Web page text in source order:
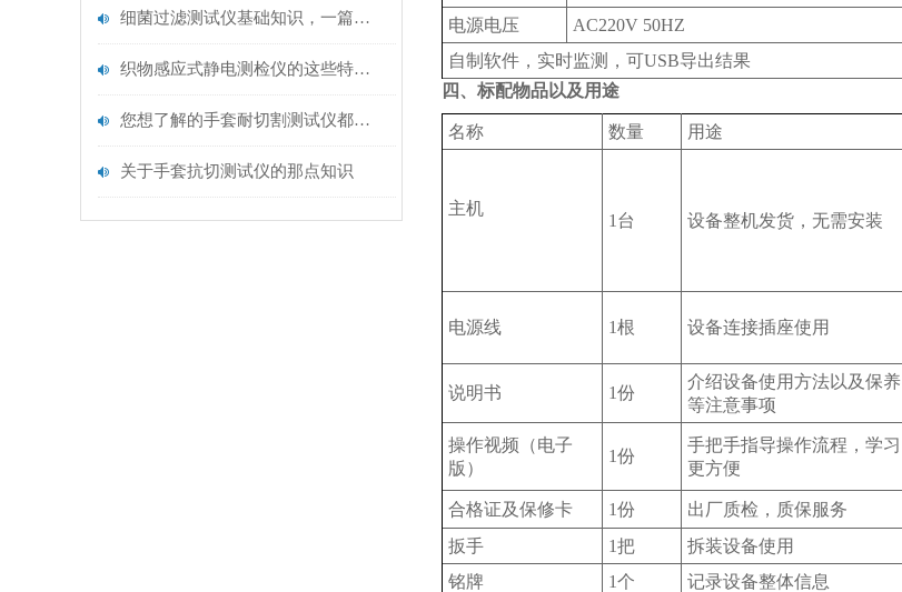
细菌过滤测试仪基础知识，一篇搞定
织物感应式静电测检仪的这些特点很少有人都知道
您想了解的手套耐切割测试仪都在这里了
关于手套抗切测试仪的那点知识
电源电压
AC220V 50HZ
自制软件，实时监测，可USB导出结果
四、标配物品以及用途
名称 数量 用途
主机
1台 设备整机发货，无需安装
电源线 1根 设备连接插座使用
说明书 1份
介绍设备使用方法以及保养
等注意事项
操作视频（电子
版）
1份
手把手指导操作流程，学习
更方便
合格证及保修卡 1份 出厂质检，质保服务
扳手
1把 拆装设备使用
铭牌
1个 记录设备整体信息